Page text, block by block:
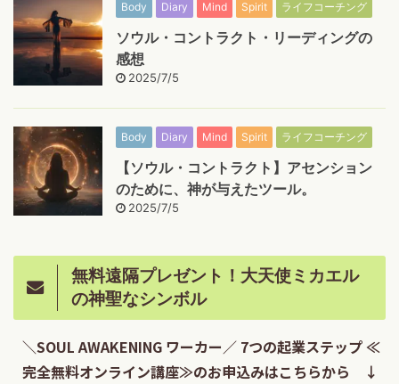
Body Diary Mind Spirit ライフコーチング
ソウル・コントラクト・リーディングの
感想
2025/7/5
Body Diary Mind Spirit ライフコーチング
【ソウル・コントラクト】アセンション
のために、神が与えたツール。
2025/7/5
無料遠隔プレゼント！大天使ミカエル
の神聖なシンボル
＼SOUL AWAKENING ワーカー／ 7つの起業ステップ ≪
完全無料オンライン講座≫のお申込みはこちらから ↓